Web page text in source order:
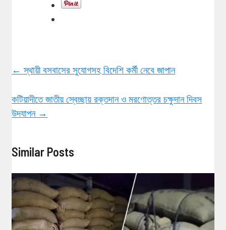
← স্থায়ী বসবাসের সুযোগসহ বিদেশি কর্মী নেবে জাপান
কটিয়াদীতে জাতীয় স্বেচ্ছায় রক্তদান ও মরণোত্তর চক্ষুদান দিবস
উদযাপন →
Similar Posts